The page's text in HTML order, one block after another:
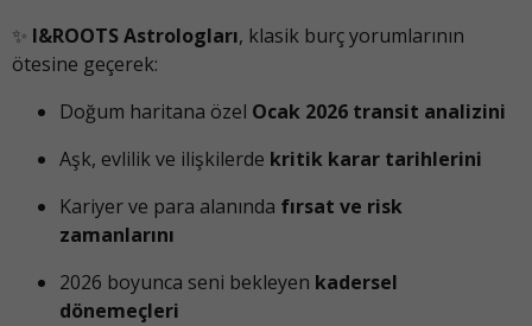
✨ I&ROOTS Astrologları, klasik burç yorumlarının
ötesine geçerek:
Doğum haritana özel Ocak 2026 transit analizini
Aşk, evlilik ve ilişkilerde kritik karar tarihlerini
Kariyer ve para alanında fırsat ve risk
zamanlarını
2026 boyunca seni bekleyen kadersel
dönemeçleri